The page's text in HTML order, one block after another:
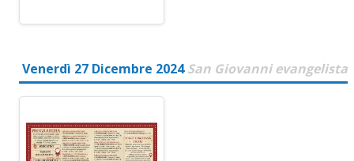
Venerdì 27 Dicembre 2024 San Giovanni evangelista